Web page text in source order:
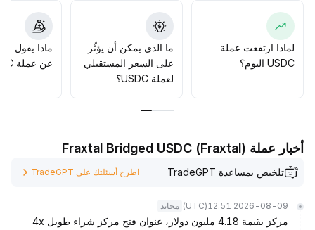
كما كشفت الحوادث الأمنية عن مخاطر على السلسلة، لذا يجب
على المؤسسات تعزيز استراتيجيات إدارة المخاطر وفحص
مسارات التداول.
من الناحية التنظيمية، من المتوقع أن يؤدي تقدم قانون CLARITY
يُنصح بالاحتفاظ التدريجي وتتبع التطورات التنظيمية والتقنية
لماذا ارتفعت عملة
USDC اليوم؟
ما الذي يمكن أن يؤثّر
على السعر المستقبلي
لعملة USDC؟
ماذا يقول
عن عملة USDC؟
أخبار عملة Fraxtal Bridged USDC (Fraxtal)
تلخيص بمساعدة TradeGPT اطرح أسئلتك على TradeGPT
2026-08-09 12:51
(UTC) محايد
مركز بقيمة 4.18 مليون دولار، عنوان فتح مركز شراء طويل 4x